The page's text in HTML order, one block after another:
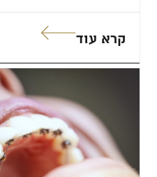
קרא עוד